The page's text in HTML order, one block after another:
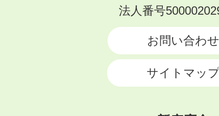
KATSURAGI
法人番号
お問い合わせ
サイトマッ